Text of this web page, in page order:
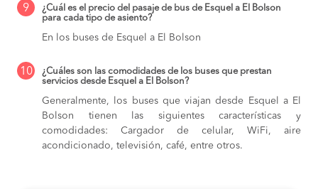
9
¿Cuál es el precio del pasaje de bus de Esquel a El Bolson
para cada tipo de asiento?
En los buses de Esquel a El Bolson
10
¿Cuáles son las comodidades de los buses que prestan
servicios desde Esquel a El Bolson?
Generalmente, los buses que viajan desde Esquel a El
Bolson tienen las siguientes características y
comodidades: Cargador de celular, WiFi, aire
acondicionado, televisión, café, entre otros.